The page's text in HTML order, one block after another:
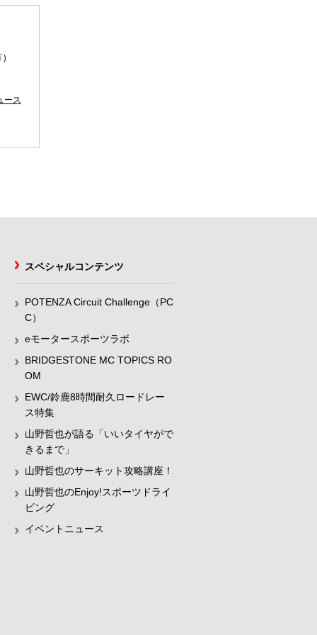
ース
スペシャルコンテンツ
POTENZA Circuit Challenge（PC
C）
eモータースポーツラボ
BRIDGESTONE MC TOPICS RO
OM
EWC/鈴鹿8時間耐久ロードレー
ス特集
山野哲也が語る「いいタイヤがで
きるまで」
山野哲也のサーキット攻略講座！
山野哲也のEnjoy!スポーツドライ
ビング
イベントニュース